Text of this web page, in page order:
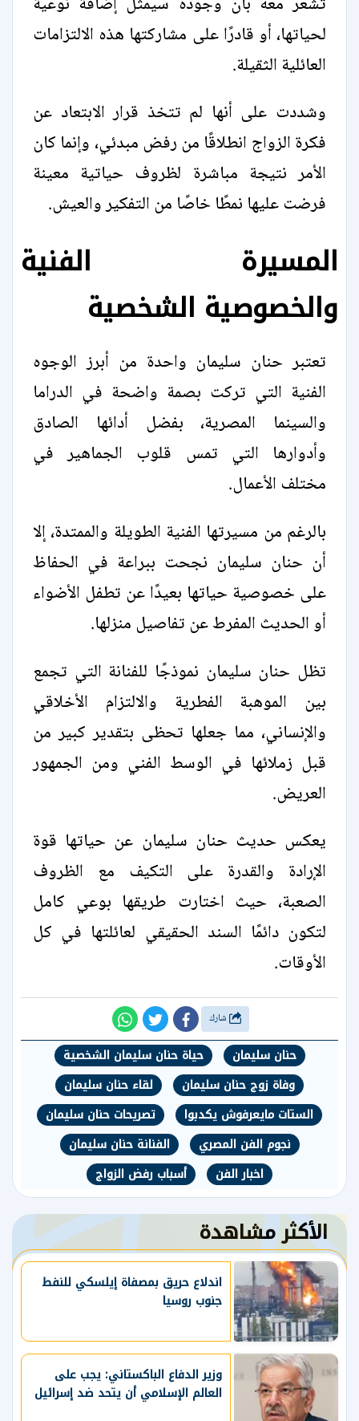
لحياتها، أو قادرًا على مشاركتها هذه الالتزامات
العائلية الثقيلة.
وشددت على أنها لم تتخذ قرار الابتعاد عن
فكرة الزواج انطلاقًا من رفض مبدئي، وإنما كان
الأمر نتيجة مباشرة لظروف حياتية معينة
فرضت عليها نمطًا خاصًا من التفكير والعيش.
المسيرة الفنية
والخصوصية الشخصية
تعتبر حنان سليمان واحدة من أبرز الوجوه
الفنية التي تركت بصمة واضحة في الدراما
والسينما المصرية، بفضل أدائها الصادق
وأدوارها التي تمس قلوب الجماهير في
مختلف الأعمال.
بالرغم من مسيرتها الفنية الطويلة والممتدة، إلا
أن حنان سليمان نجحت ببراعة في الحفاظ
على خصوصية حياتها بعيدًا عن تطفل الأضواء
أو الحديث المفرط عن تفاصيل منزلها.
تظل حنان سليمان نموذجًا للفنانة التي تجمع
بين الموهبة الفطرية والالتزام الأخلاقي
والإنساني، مما جعلها تحظى بتقدير كبير من
قبل زملائها في الوسط الفني ومن الجمهور
العريض.
يعكس حديث حنان سليمان عن حياتها قوة
الإرادة والقدرة على التكيف مع الظروف
الصعبة، حيث اختارت طريقها بوعي كامل
لتكون دائمًا السند الحقيقي لعائلتها في كل
الأوقات.
حنان سليمان
حياة حنان سليمان الشخصية
وفاة زوج حنان سليمان
لقاء حنان سليمان
الستات مايعرفوش يكدبوا
تصريحات حنان سليمان
نجوم الفن المصري
الفنانة حنان سليمان
اخبار الفن
أسباب رفض الزواج
الأكثر مشاهدة
اندلاع حريق بمصفاة إيلسكي للنفط
جنوب روسيا
وزير الدفاع الباكستاني: يجب على
العالم الإسلامي أن يتحد ضد إسرائيل